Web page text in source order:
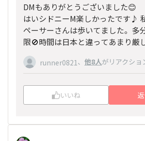
DMもありがとうございました😊
はいシドニーM楽しかったです♪
ペーサーさんは歩いてました。多
限🚫時間は日本と違ってあまり厳
無いかと思うのですが。。
まぁホノルルの制限無しは、確か
のでいいのですが。。。
runner0821 、 他8人がリアクショ
いいね